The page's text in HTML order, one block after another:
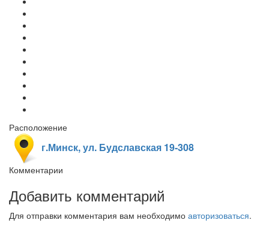
Расположение
г.Минск, ул. Будславская 19-308
Комментарии
Добавить комментарий
Для отправки комментария вам необходимо авторизоваться.